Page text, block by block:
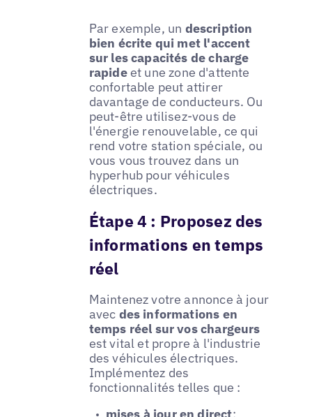
Par exemple, un description
bien écrite qui met l'accent
sur les capacités de charge
rapideet une zone d'attente
confortable peut attirer
davantage de conducteurs. Ou
peut-être utilisez-vous de
l'énergie renouvelable, ce qui
rend votre station spéciale, ou
vous vous trouvez dans un
hyperhub pour véhicules
électriques.
Étape 4 : Proposez des
informations en temps
réel
Maintenez votre annonce à jour
avec des informations en
temps réel sur vos chargeurs
est vital et propre à l'industrie
des véhicules électriques.
Implémentez des
fonctionnalités telles que :